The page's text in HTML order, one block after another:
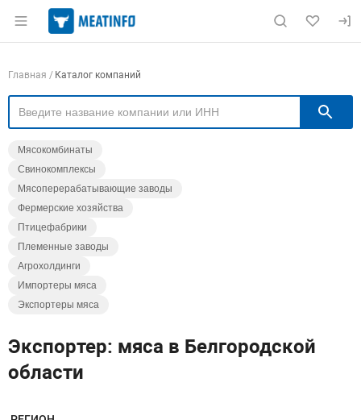
Раздел навигации по сайту meatinfo.ru
Навигация по компаниям
Главная Каталог компаний
Мясокомбинаты
Свинокомплексы
Мясоперерабатывающие заводы
Фермерские хозяйства
Птицефабрики
Племенные заводы
Агрохолдинги
Импортеры мяса
Экспортеры мяса
Экспортер: мяса в Белгородской
области